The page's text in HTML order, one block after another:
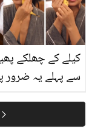
کیلے کے چھلکے
سے پہلے یہ ضرور
سستا اور قدرتی